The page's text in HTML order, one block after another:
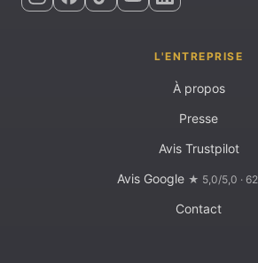
L'ENTREPRISE
À propos
Presse
Avis Trustpilot
Avis Google ★ 5,0/5,0 ·
Contact